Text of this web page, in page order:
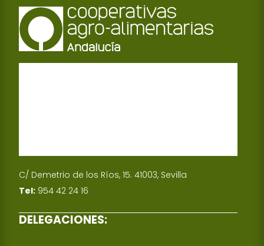
C/ Demetrio de los Ríos, 15. 41003, Sevilla
Tel: 954 42 24 16
DELEGACIONES: